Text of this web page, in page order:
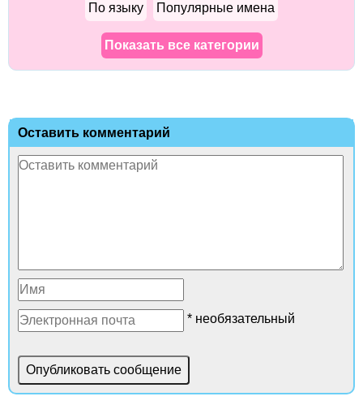
По языку Популярные имена
Показать все категории
Оставить комментарий
* необязательный